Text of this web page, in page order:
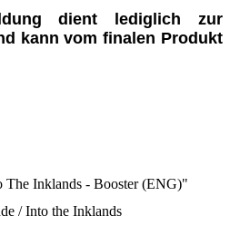
dient lediglich zur
kann vom finalen Produkt
The Inklands - Booster (ENG)"
/ Into the Inklands